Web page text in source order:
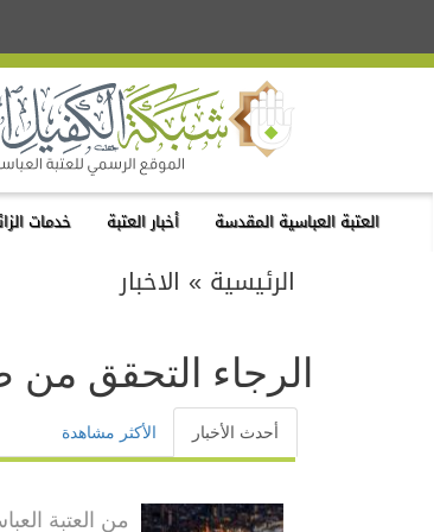
العتبة العباسية المقدسة أخبار العتبة خدمات
الرئيسية » الاخبار
الرجاء التحقق
أحدث الأخبار الأكثر مشاهدة
من العتبة